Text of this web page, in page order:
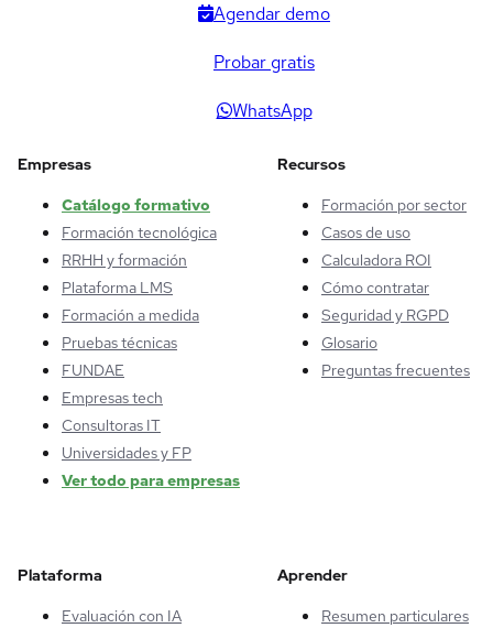
Agendar demo
Probar gratis
WhatsApp
Empresas
Catálogo formativo
Formación tecnológica
RRHH y formación
Plataforma LMS
Formación a medida
Pruebas técnicas
FUNDAE
Empresas tech
Consultoras IT
Universidades y FP
Ver todo para empresas
Recursos
Formación por sector
Casos de uso
Calculadora ROI
Cómo contratar
Seguridad y RGPD
Glosario
Preguntas frecuentes
Plataforma
Evaluación con IA
Aprender
Resumen particulares